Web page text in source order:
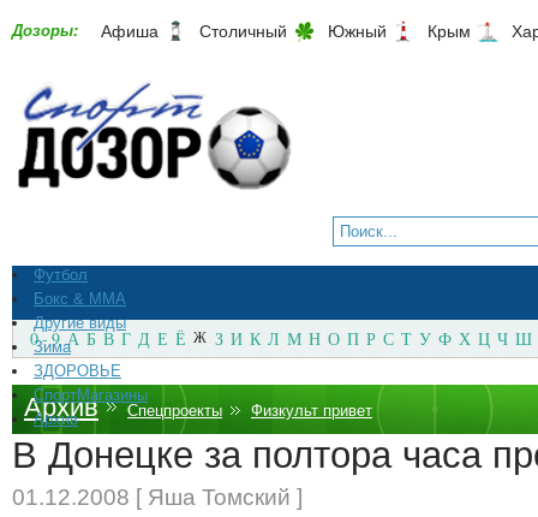
Дозоры: Афиша Столичный Южный Крым
Футбол
Бокс & ММА
Другие виды
Зима
ЗДОРОВЬЕ
СпортМагазины
Архив
0 - 9 А Б В Г Д Е Ё Ж З И К Л М Н О П Р С Т У Ф Х Ц Ч Ш
Архив Спецпроекты Физкульт привет
В Донецке за полтора часа
01.12.2008 [ Яша Томский ]